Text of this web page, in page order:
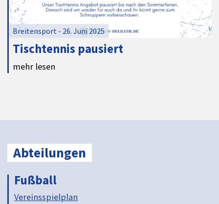
Breitensport - 26. Juni 2025
Tischtennis pausiert
mehr lesen
Abteilungen
Fußball
Vereinsspielplan